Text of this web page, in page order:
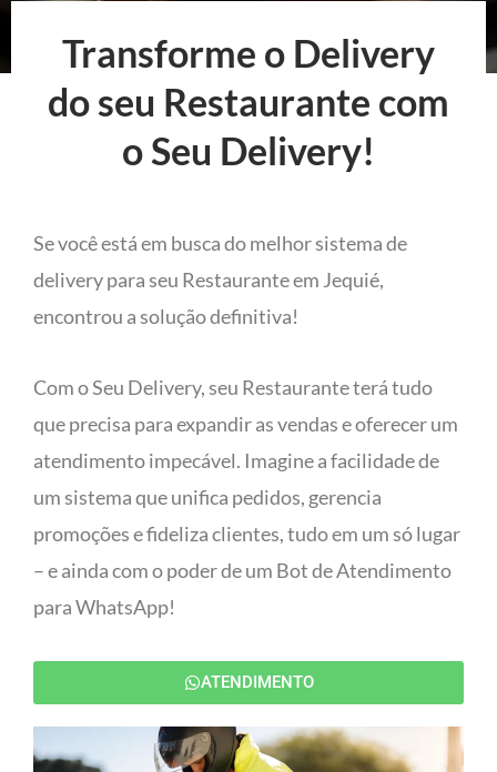
Transforme o Delivery
do seu Restaurante com
o Seu Delivery!
Se você está em busca do melhor sistema de
delivery para seu Restaurante em Jequié,
encontrou a solução definitiva!
Com o Seu Delivery, seu Restaurante terá tudo
que precisa para expandir as vendas e oferecer um
atendimento impecável. Imagine a facilidade de
um sistema que unifica pedidos, gerencia
promoções e fideliza clientes, tudo em um só lugar
– e ainda com o poder de um Bot de Atendimento
para WhatsApp!
ATENDIMENTO